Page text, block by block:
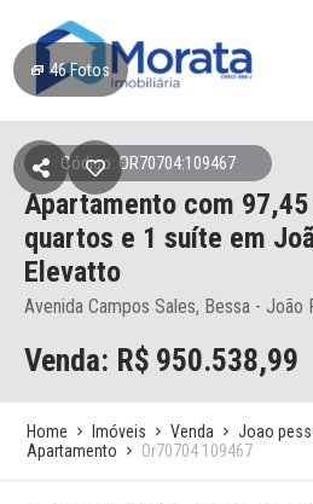
46Fotos
Código: OR70704:109467
Apartamento com
quartos e 1 suíte em
Elevatto
Avenida Campos Sales, Bessa - João
Venda: R$ 950.538,99
Home Imóveis Venda Joao
Apartamento
Or70704 109467